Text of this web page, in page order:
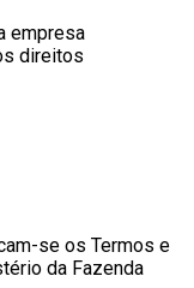
empresa
direitos
se os Termos e
da Fazenda